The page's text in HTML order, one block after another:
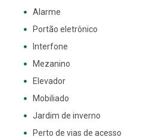
Alarme
Portão eletrônico
Interfone
Mezanino
Elevador
Mobiliado
Jardim de inverno
Perto de vias de acesso